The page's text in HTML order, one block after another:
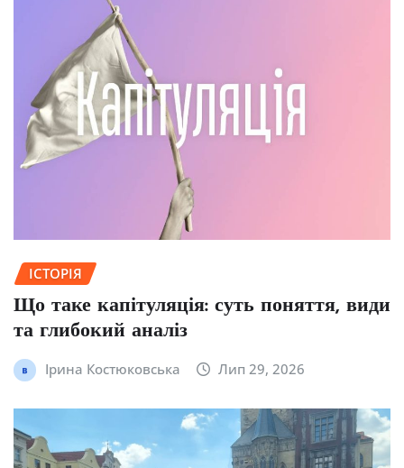
ІСТОРІЯ
Що таке капітуляція: суть поняття, види
та глибокий аналіз
Ірина Костюковська Лип 29, 2026